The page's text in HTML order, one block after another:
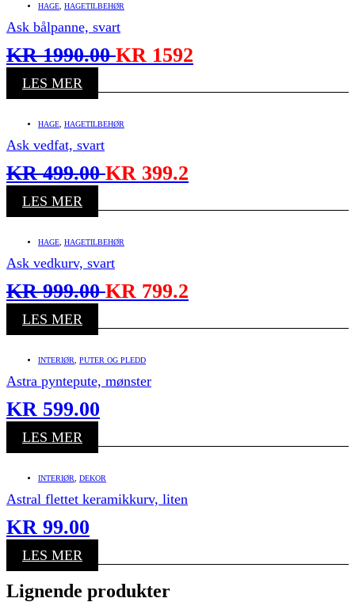
HAGE HAGETILBEHØR
Ask bålpanne, svart
KR1990.00KR 1592
LES MER
HAGE HAGETILBEHØR
Ask vedfat, svart
KR499.00KR 399.2
LES MER
HAGE HAGETILBEHØR
Ask vedkurv, svart
KR999.00KR 799.2
LES MER
INTERIØR PUTER OG PLEDD
Astra pyntepute, mønster
KR 599.00
LES MER
INTERIØR DEKOR
Astral flettet keramikkurv, liten
KR 99.00
LES MER
Lignende produkter